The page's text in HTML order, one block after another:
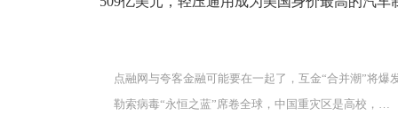
点融网与夸客金融可能要在一起了，互金“合并潮”将爆
勒索病毒“永恒之蓝”席卷全球，中国重灾区是高校，疑正向多处系统蔓延！